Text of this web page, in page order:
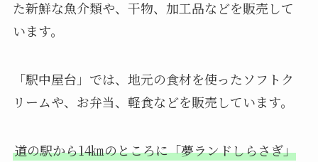
た新鮮な魚介類や、干物、加工品などを販売して
います。
「駅中屋台」では、地元の食材を使ったソフトク
リームや、お弁当、軽食などを販売しています。
道の駅から14㎞のところに「夢ランドしらさぎ」